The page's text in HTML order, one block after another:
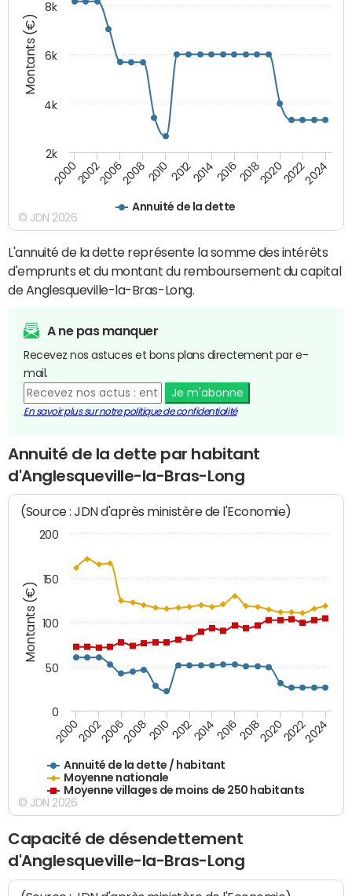
Montants (€)
Annuité de la dette
20002002200620082010 2012201420162018202020222024
2k
4k
6k
8k
© JDN 2026
L'annuité de la dette représente la somme des intérêts
d'emprunts et du montant du remboursement du capital
de Anglesqueville-la-Bras-Long.
A ne pas manquer
Recevez nos astuces et bons plans directement par e-
mail.
Je m'abonne
En savoir plus sur notre politique de confidentialité
Annuité de la dette par habitant
d'Anglesqueville-la-Bras-Long
Montants (€)
(Source : JDN d'après ministère de l'Economie)
Annuité de la dette / habitant
Moyenne nationale
Moyenne villages de moins de 250 habitants
200020022006200820102012201420162018202020222024
0
50
100
150
200
© JDN 2026
Capacité de désendettement
d'Anglesqueville-la-Bras-Long